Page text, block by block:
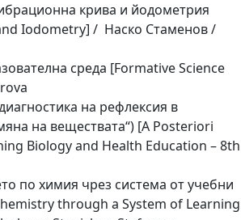
крива и йодометрия
Iodometry] / Наско Стаменов /
среда [Formative Science
на рефлексия в
на веществата“) [A Posteriori
Biology and Health Education – 8th
по химия чрез система от учебни
through a System of Learning